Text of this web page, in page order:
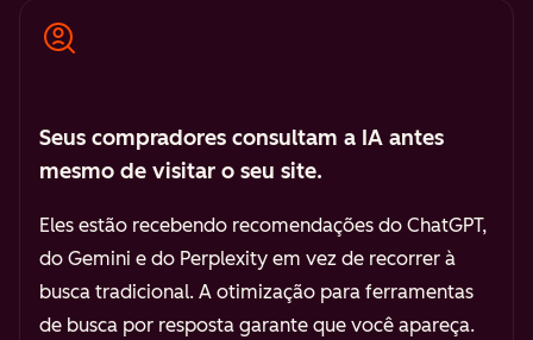
Seus compradores consultam a IA antes
mesmo de visitar o seu site.
Eles estão recebendo recomendações do ChatGPT,
do Gemini e do Perplexity em vez de recorrer à
busca tradicional. A otimização para ferramentas
de busca por resposta garante que você apareça.